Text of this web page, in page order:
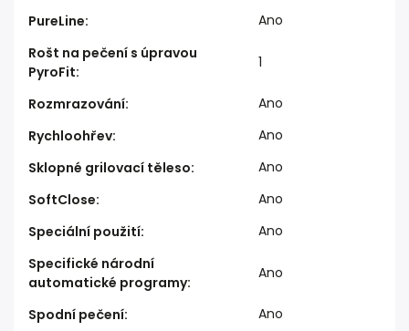
PureLine:
Ano
Rošt na pečení s úpravou
PyroFit:
1
Rozmrazování:
Ano
Rychloohřev:
Ano
Sklopné grilovací těleso:
Ano
SoftClose:
Ano
Speciální použití:
Ano
Specifické národní
automatické programy:
Ano
Spodní pečení:
Ano